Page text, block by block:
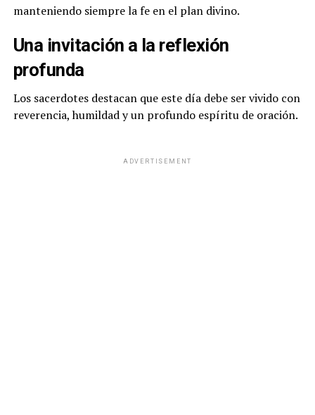
manteniendo siempre la fe en el plan divino.
Una invitación a la reflexión
profunda
Los sacerdotes destacan que este día debe ser vivido con
reverencia, humildad y un profundo espíritu de oración.
ADVERTISEMENT